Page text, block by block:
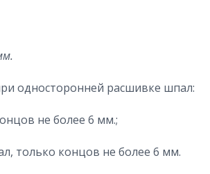
односторонней расшивке шпал:
не более 6 мм.;
только концов не более 6 мм.